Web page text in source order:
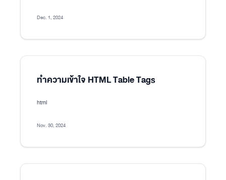
Dec. 1, 2024
ทำความเข้าใจ HTML Table Tags
html
Nov. 30, 2024